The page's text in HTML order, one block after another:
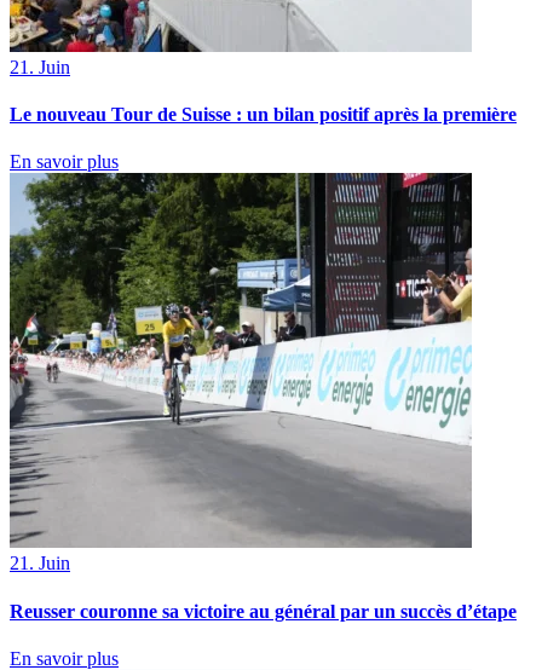
21. Juin
Le nouveau Tour de Suisse : un bilan positif après la première
En savoir plus
21. Juin
Reusser couronne sa victoire au général par un succès d’étape
En savoir plus